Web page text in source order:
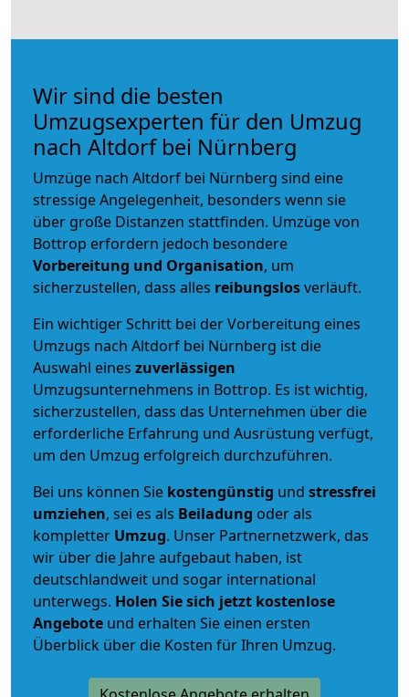
Wir sind die besten
Umzugsexperten für den Umzug
nach Altdorf bei Nürnberg
Umzüge nach Altdorf bei Nürnberg sind eine
stressige Angelegenheit, besonders wenn sie
über große Distanzen stattfinden. Umzüge von
Bottrop erfordern jedoch besondere
Vorbereitung und Organisation, um
sicherzustellen, dass alles reibungslosverläuft.
Ein wichtiger Schritt bei der Vorbereitung eines
Umzugs nach Altdorf bei Nürnberg ist die
Auswahl eines zuverlässigen
Umzugsunternehmens in Bottrop. Es ist wichtig,
sicherzustellen, dass das Unternehmen über die
erforderliche Erfahrung und Ausrüstung verfügt,
um den Umzug erfolgreich durchzuführen.
Bei uns können Sie kostengünstig und stressfrei
umziehen, sei es als Beiladung oder als
kompletter Umzug. Unser Partnernetzwerk, das
wir über die Jahre aufgebaut haben, ist
deutschlandweit und sogar international
unterwegs. Holen Sie sich jetzt kostenlose
Angebote und erhalten Sie einen ersten
Überblick über die Kosten für Ihren Umzug.